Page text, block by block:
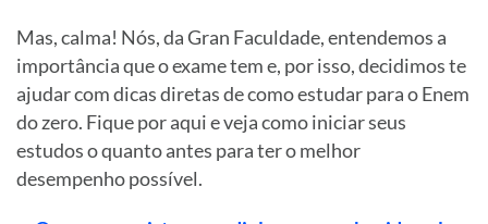
Mas, calma! Nós, da Gran Faculdade, entendemos a
importância que o exame tem e, por isso, decidimos te
ajudar com dicas diretas de como estudar para o Enem
do zero. Fique por aqui e veja como iniciar seus
estudos o quanto antes para ter o melhor
desempenho possível.